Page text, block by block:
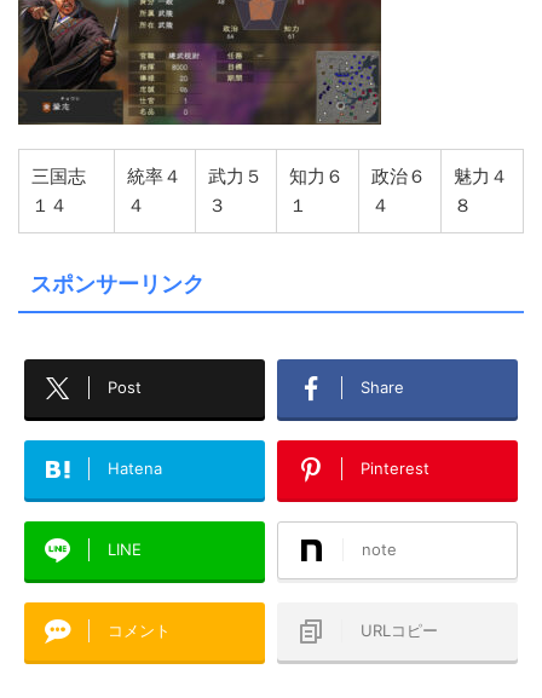
三国志
１４
統率４
４
武力５
３
知力６
１
政治６
４
魅力４
８
スポンサーリンク
Post Share
Hatena Pinterest
LINE note
コメント URLコピー